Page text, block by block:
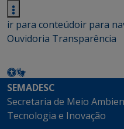
ir para conteúdoir para
Ouvidoria Transparência
SEMADESC
Secretaria de Meio
Tecnologia e Inovação